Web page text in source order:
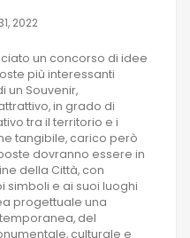
2022
un concorso di idee
più interessanti
un Souvenir,
in grado di
tra il territorio e i
tangibile, carico però
dovranno essere in
della Città, con
simboli e ai suoi luoghi
progettuale una
del
culturale e